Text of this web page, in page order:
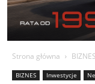
Strona główna BIZNES
BIZNES Inwestycje